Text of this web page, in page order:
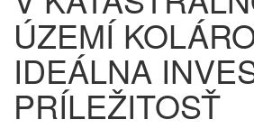
ÚZEMÍ
IDEÁLNA
PRÍLEŽITOSŤ